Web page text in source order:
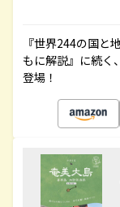
『世界244の国
もに解説』に続く
登場！